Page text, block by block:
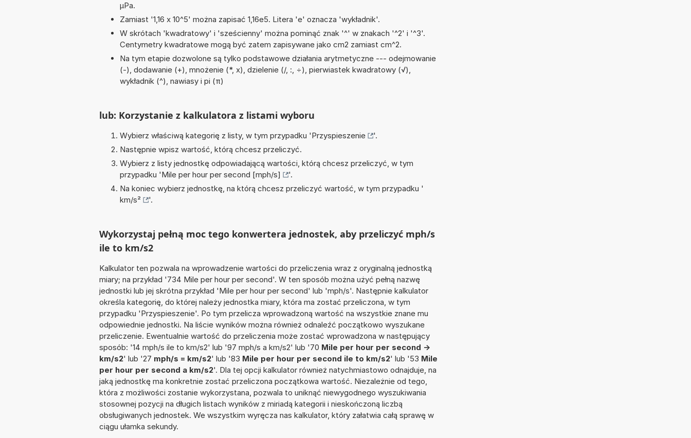
µPa.
Zamiast '1,16 x 10^5' można zapisać 1,16e5. Litera 'e' oznacza 'wykładnik'.
W skrótach 'kwadratowy' i 'sześcienny' można pominąć znak '^' w znakach '^2' i '^3'.
Centymetry kwadratowe mogą być zatem zapisywane jako cm2 zamiast cm^2.
Na tym etapie dozwolone są tylko podstawowe działania arytmetyczne --- odejmowanie
(-), dodawanie (+), mnożenie (*, x), dzielenie (/, :, ÷), pierwiastek kwadratowy (√),
wykładnik (^), nawiasy i pi (π)
lub: Korzystanie z kalkulatora z listami wyboru
Wybierz właściwą kategorię z listy, w tym przypadku 'Przyspieszenie
'.
Następnie wpisz wartość, którą chcesz przeliczyć.
Wybierz z listy jednostkę odpowiadającą wartości, którą chcesz przeliczyć, w tym
przypadku 'Mile per hour per second [mph/s]
'.
Na koniec wybierz jednostkę, na którą chcesz przeliczyć wartość, w tym przypadku '
km/s²
'.
Wykorzystaj pełną moc tego konwertera jednostek, aby przeliczyć mph/s
ile to km/s2
Kalkulator ten pozwala na wprowadzenie wartości do przeliczenia wraz z oryginalną jednostką
miary; na przykład '734 Mile per hour per second'. W ten sposób można użyć pełną nazwę
jednostki lub jej skrótna przykład 'Mile per hour per second' lub 'mph/s'. Następnie kalkulator
określa kategorię, do której należy jednostka miary, która ma zostać przeliczona, w tym
przypadku 'Przyspieszenie'. Po tym przelicza wprowadzoną wartość na wszystkie znane mu
odpowiednie jednostki. Na liście wyników można również odnaleźć początkowo wyszukane
przeliczenie. Ewentualnie wartość do przeliczenia może zostać wprowadzona w następujący
sposób: '14 mph/s ile to km/s2' lub '97 mph/s a km/s2' lub '70 Mile per hour per second ->
km/s2' lub '27 mph/s = km/s2' lub '83 Mile per hour per second ile to km/s2' lub '53 Mile
per hour per second a km/s2'. Dla tej opcji kalkulator również natychmiastowo odnajduje, na
jaką jednostkę ma konkretnie zostać przeliczona początkowa wartość. Niezależnie od tego,
która z możliwości zostanie wykorzystana, pozwala to uniknąć niewygodnego wyszukiwania
stosownej pozycji na długich listach wyników z miriadą kategorii i nieskończoną liczbą
obsługiwanych jednostek. We wszystkim wyręcza nas kalkulator, który załatwia całą sprawę w
ciągu ułamka sekundy.